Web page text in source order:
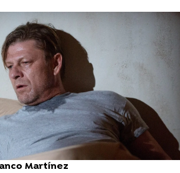
Sean Bean revela que no le
ver 'Juego de Tronos'
su muerte como Ned Stark
Martínez